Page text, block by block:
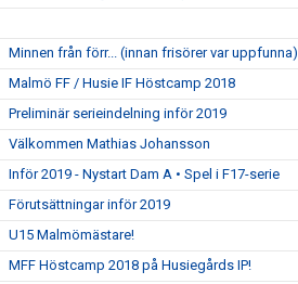
Minnen från förr... (innan frisörer var uppfunna)
Malmö FF / Husie IF Höstcamp 2018
Preliminär serieindelning inför 2019
Välkommen Mathias Johansson
Inför 2019 - Nystart Dam A • Spel i F17-serie
Förutsättningar inför 2019
U15 Malmömästare!
MFF Höstcamp 2018 på Husiegårds IP!